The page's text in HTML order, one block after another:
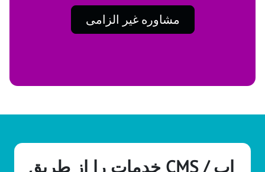
مشاوره غیر الزامی
خدمات را از طریق CMS / اپ